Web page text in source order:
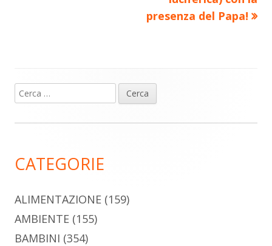
presenza del Papa!
Barra
laterale
Ricerca
per:
CATEGORIE
ALIMENTAZIONE (159)
AMBIENTE (155)
BAMBINI (354)